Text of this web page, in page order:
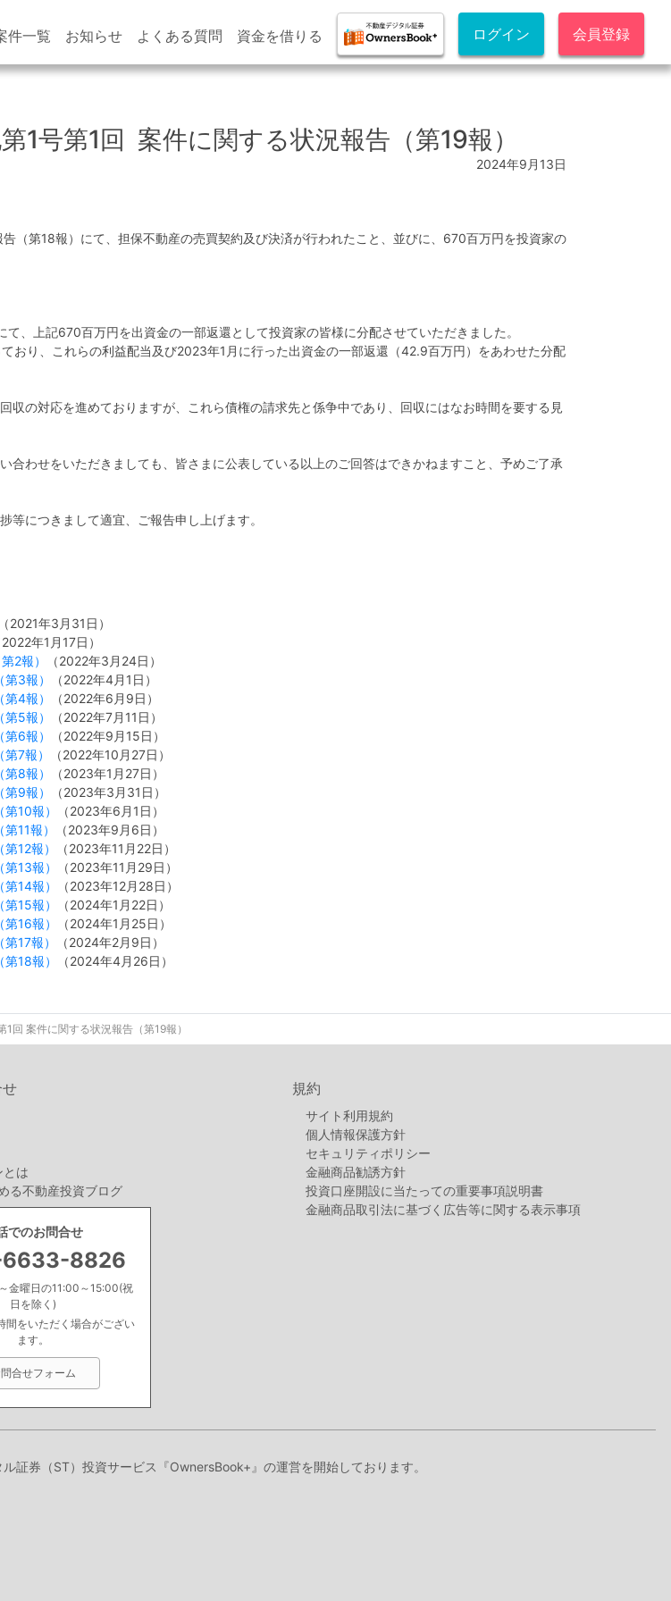
件一覧 お知らせ よくある質問 資金を借りる ログイン 会員登録
1号第1回 案件に関する状況報告（第19報）
2024年9月13日
（第18報）にて、担保不動産の売買契約及び決済が行われたこと、並びに、670百万円を投資家の
、上記670百万円を出資金の一部返還として投資家の皆様に分配させていただきました。
おり、これらの利益配当及び2023年1月に行った出資金の一部返還（42.9百万円）をあわせた分配
の対応を進めておりますが、これら債権の請求先と係争中であり、回収にはなお時間を要する見
わせをいただきましても、皆さまに公表している以上のご回答はできかねますこと、予めご了承
につきまして適宜、ご報告申し上げます。
（2021年3月31日）
2022年1月17日）
2報）
（2022年3月24日）
3報）
（2022年4月1日）
4報）
（2022年6月9日）
5報）
（2022年7月11日）
6報）
（2022年9月15日）
7報）
（2022年10月27日）
8報）
（2023年1月27日）
9報）
（2023年3月31日）
10報）
（2023年6月1日）
11報）
（2023年9月6日）
12報）
（2023年11月22日）
13報）
（2023年11月29日）
14報）
（2023年12月28日）
15報）
（2024年1月22日）
16報）
（2024年1月25日）
17報）
（2024年2月9日）
18報）
（2024年4月26日）
1回 案件に関する状況報告（第19報）
とは
る不動産投資ブログ
でのお問合せ
8826
金曜日の11:00～15:00(祝
日を除く)
間をいただく場合がござい
ます。
合せフォーム
規約
サイト利用規約
個人情報保護方針
セキュリティポリシー
金融商品勧誘方針
投資口座開設に当たっての重要事項説明書
金融商品取引法に基づく広告等に関する表示事項
券（ST）投資サービス『OwnersBook+』の運営を開始しております。